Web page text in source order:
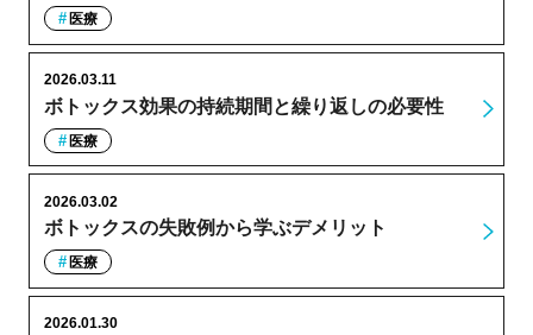
医療
ボトックス効果の持続期間と繰り返しの必要性
2026.03.11
医療
ボトックスの失敗例から学ぶデメリット
2026.03.02
医療
2026.01.30